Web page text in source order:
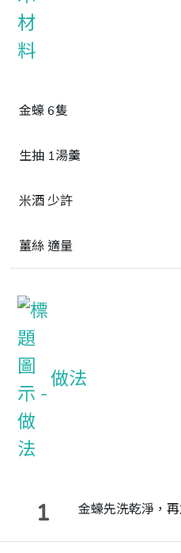
金蠔 6隻
生抽 1湯羹
米酒 少許
薑絲 適量
做法
1 金蠔先洗乾淨，